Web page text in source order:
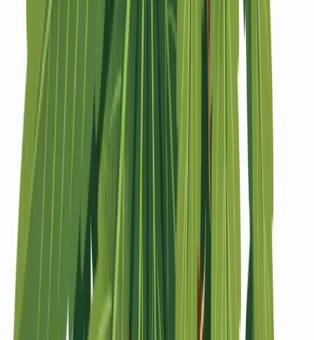
Strains Hybrid Strains
Standorte